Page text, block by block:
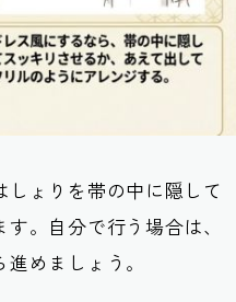
ょりを帯の中に隠して
。自分で行う場合は、
めましょう。